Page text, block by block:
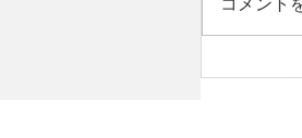
T様 日
コメント